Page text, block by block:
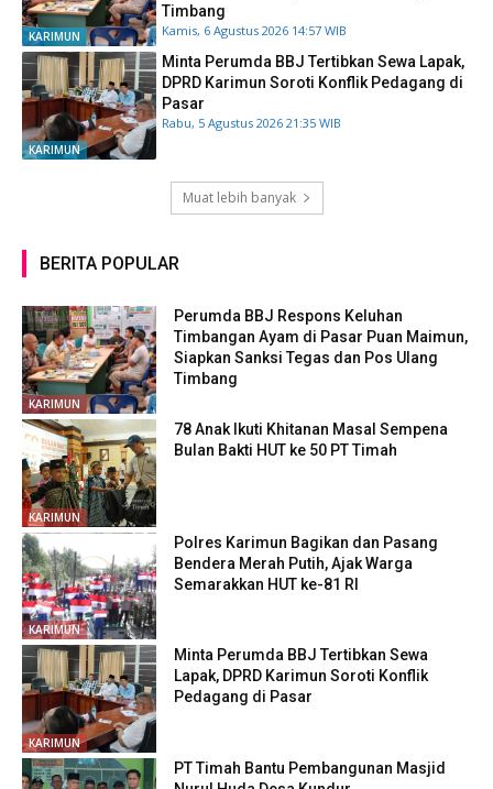
KARIMUN
Timbang
Kamis, 6 Agustus 2026 14:57 WIB
KARIMUN
Minta Perumda BBJ Tertibkan Sewa Lapak,
DPRD Karimun Soroti Konflik Pedagang di
Pasar
Rabu, 5 Agustus 2026 21:35 WIB
Muat lebih banyak
BERITA POPULAR
KARIMUN
Perumda BBJ Respons Keluhan
Timbangan Ayam di Pasar Puan Maimun,
Siapkan Sanksi Tegas dan Pos Ulang
Timbang
KARIMUN
78 Anak Ikuti Khitanan Masal Sempena
Bulan Bakti HUT ke 50 PT Timah
KARIMUN
Polres Karimun Bagikan dan Pasang
Bendera Merah Putih, Ajak Warga
Semarakkan HUT ke-81 RI
KARIMUN
Minta Perumda BBJ Tertibkan Sewa
Lapak, DPRD Karimun Soroti Konflik
Pedagang di Pasar
PT Timah Bantu Pembangunan Masjid